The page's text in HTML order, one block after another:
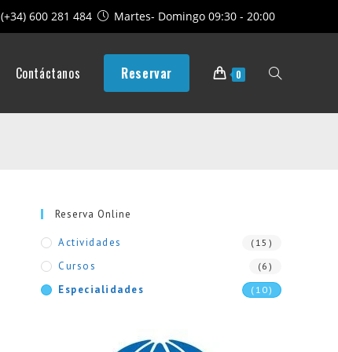
(+34) 600 281 484 Martes- Domingo 09:30 - 20:00
Contáctanos Reservar 0 Alternar
la
Reserva Online
Actividades (15)
Cursos (6)
Especialidades (10)